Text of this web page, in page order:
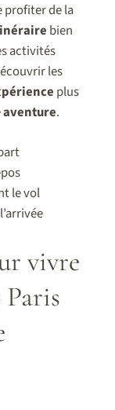
profiter de la
bien
activités
les
plus
aventure.
le vol
vivre